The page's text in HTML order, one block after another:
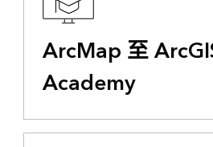
ArcMap 至
Academy